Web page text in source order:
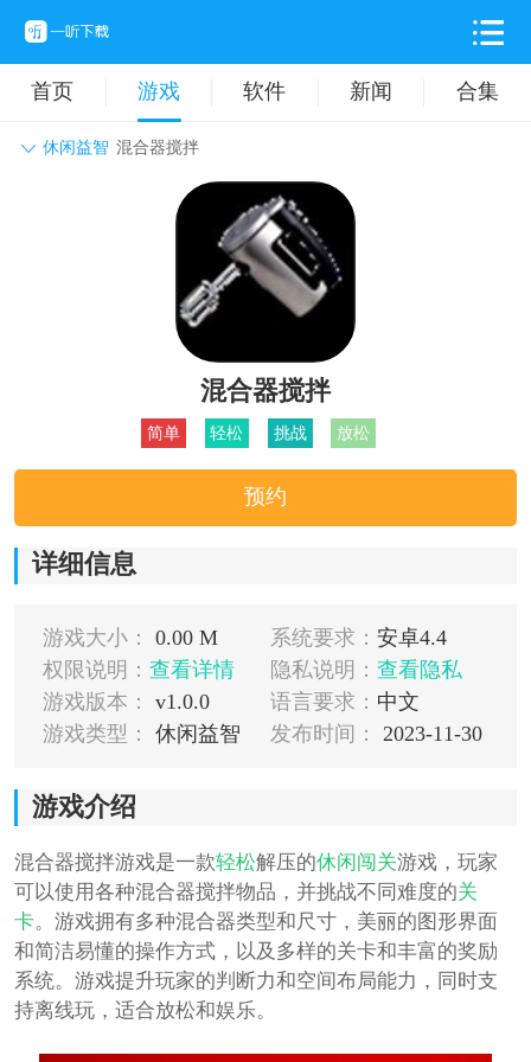
首页 游戏 软件 新闻 合集
休闲益智 混合器搅拌
动作格斗 休闲益智
卡牌对战 音乐舞蹈
挂机养成
混合器搅拌
简单 轻松 挑战 放松
预约
详细信息
游戏大小： 0.00 M 系统要求： 安卓4.4
权限说明： 查看详情 隐私说明： 查看隐私
游戏版本：
v1.0.0 语言要求： 中文
游戏类型：
休闲益智 发布时间： 2023-11-30
游戏介绍
混合器搅拌游戏是一款轻松解压的休闲闯关游戏，玩家
可以使用各种混合器搅拌物品，并挑战不同难度的关
卡。游戏拥有多种混合器类型和尺寸，美丽的图形界面
和简洁易懂的操作方式，以及多样的关卡和丰富的奖励
系统。游戏提升玩家的判断力和空间布局能力，同时支
持离线玩，适合放松和娱乐。